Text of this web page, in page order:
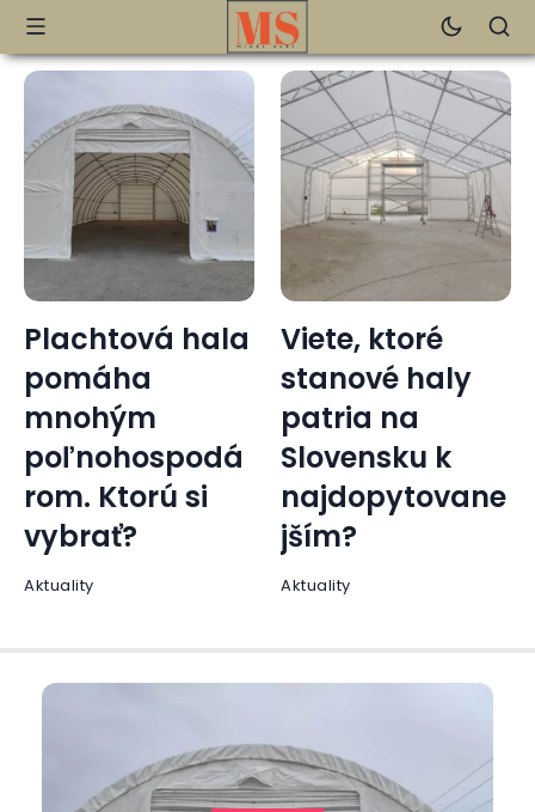
Viete, ktoré
stanové haly
patria na
Slovensku k
najdopytovane
jším?
Aktuality
Pigmentové
škvrny: Viac
ako len
kozmetický
problém
Ženy